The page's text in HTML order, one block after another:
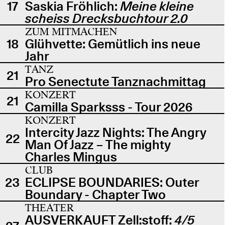
17 Saskia Fröhlich: Meine kleine
scheiss Drecksbuchtour 2.0
18
ZUM MITMACHEN
Glühvette: Gemütlich ins neue
Jahr
21 TANZ
Pro Senectute Tanznachmittag
21 KONZERT
Camilla Sparksss - Tour 2026
22
KONZERT
Intercity Jazz Nights: The Angry
Man Of Jazz – The mighty
Charles Mingus
23
CLUB
ECLIPSE BOUNDARIES: Outer
Boundary - Chapter Two
THEATER
AUSVERKAUFT Zell:stoff: 4/5